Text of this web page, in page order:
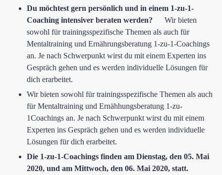
​Du​ möchtest gern persönlich und in einem 1-zu-1-
Coaching intensiver beraten werden?​ Wir bieten
sowohl für trainingsspezifische Themen als auch für
Mentaltraining und Ernährungsberatung 1-zu-1-Coachings
an. Je nach Schwerpunkt ​​wirst du mit einem Experten ins ​
Gespräch gehen und ​es werden individuelle Lösungen für
dich erarbeitet.​
Wir bieten sowohl für trainingsspezifische Themen als auch
für Mentaltraining und Ernähhungsberatung 1-zu-
1Coachings an. Je nach Schwerpunkt ​​wirst du mit einem
Experten ins ​Gespräch gehen und ​es werden individuelle
Lösungen für dich erarbeitet.​
​​Die 1-zu-1-Coachings finden am Dienstag, den 05. Mai
2020, und am Mittwoch, den 06. Mai 2020, statt.